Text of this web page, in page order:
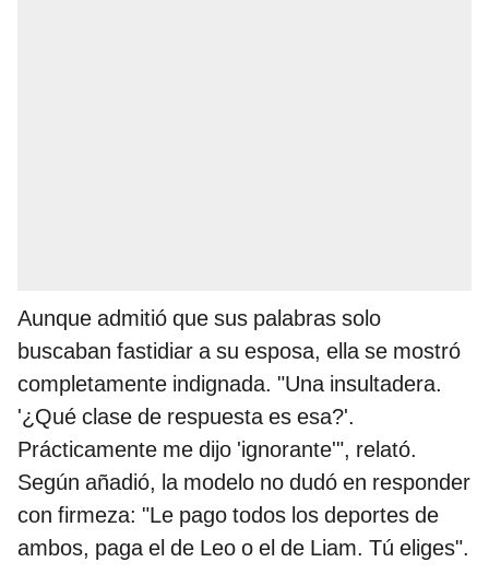
Aunque admitió que sus palabras solo
buscaban fastidiar a su esposa, ella se mostró
completamente indignada. "Una insultadera.
'¿Qué clase de respuesta es esa?'.
Prácticamente me dijo 'ignorante'", relató.
Según añadió, la modelo no dudó en responder
con firmeza: "Le pago todos los deportes de
ambos, paga el de Leo o el de Liam. Tú eliges".